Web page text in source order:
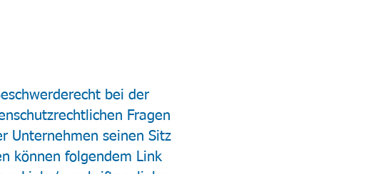
bei der
Fragen
Unternehmen seinen Sitz
können folgendem Link